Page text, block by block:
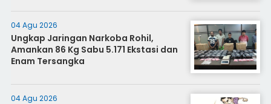
04 Agu 2026
Ungkap Jaringan Narkoba Rohil,
Amankan 86 Kg Sabu 5.171 Ekstasi dan
Enam Tersangka
04 Agu 2026